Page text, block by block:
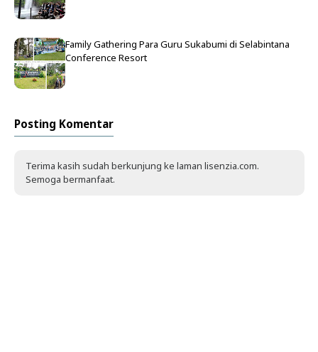
Family Gathering Para Guru Sukabumi di Selabintana
Conference Resort
Posting Komentar
Terima kasih sudah berkunjung ke laman lisenzia.com.
Semoga bermanfaat.